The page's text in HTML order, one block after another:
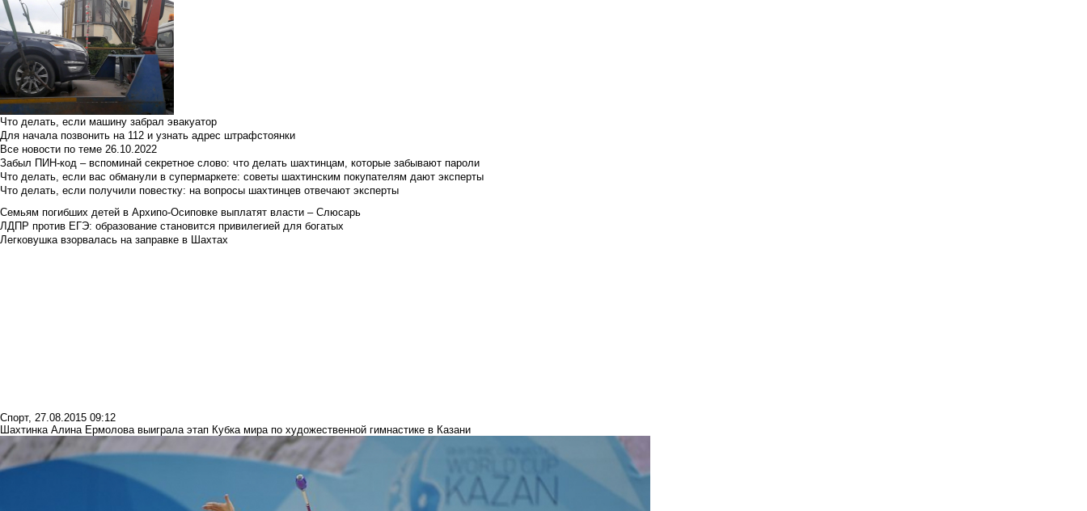
Что делать, если машину забрал эвакуатор
Для начала позвонить на 112 и узнать адрес штрафстоянки
Все новости по теме 26.10.2022
Забыл ПИН-код – вспоминай секретное слово: что делать шахтинцам, которые забывают пароли
Что делать, если вас обманули в супермаркете: советы шахтинским покупателям дают эксперты
Что делать, если получили повестку: на вопросы шахтинцев отвечают эксперты
Семьям погибших детей в Архипо-Осиповке выплатят власти – Слюсарь
ЛДПР против ЕГЭ: образование становится привилегией для богатых
Легковушка взорвалась на заправке в Шахтах
Спорт, 27.08.2015 09:12
Шахтинка Алина Ермолова выиграла этап Кубка мира по художественной гимнастике в Казани